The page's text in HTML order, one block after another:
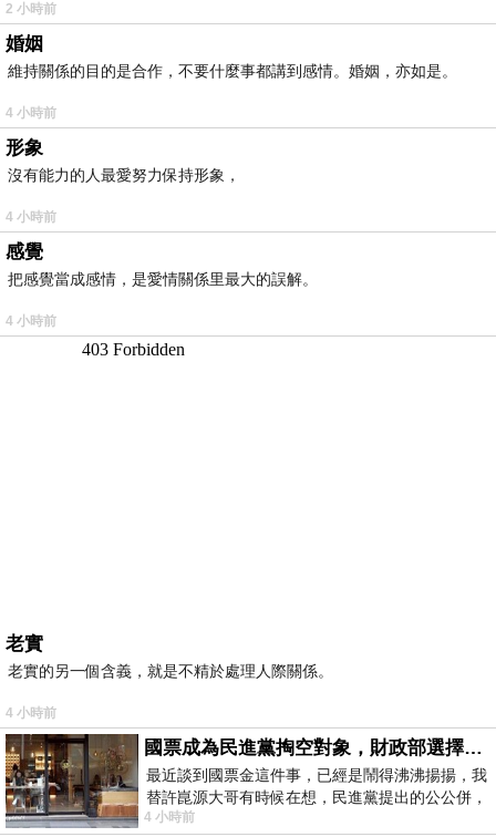
2 小時前
婚姻
維持關係的目的是合作，不要什麼事都講到感情。婚姻，亦如是。
4 小時前
形象
沒有能力的人最愛努力保持形象，
4 小時前
感覺
把感覺當成感情，是愛情關係里最大的誤解。
4 小時前
老實
老實的另一個含義，就是不精於處理人際關係。
4 小時前
國票成為民進黨掏空對象，財政部選擇性失憶
最近談到國票金這件事，已經是鬧得沸沸揚揚，我
替許崑源大哥有時候在想，民進黨提出的公公併，
其實就是想要國庫通黨庫，鬧出最大的醜
4 小時前